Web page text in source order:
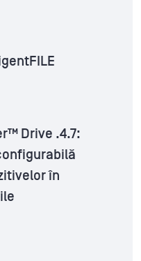
Drive .4.7:
în